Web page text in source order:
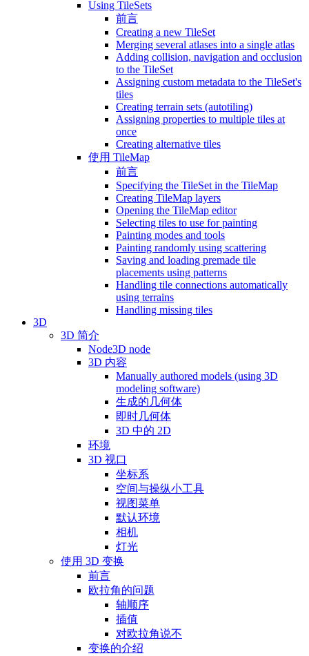
Using TileSets
前言
Creating a new TileSet
Merging several atlases into a single atlas
Adding collision, navigation and occlusion
to the TileSet
Assigning custom metadata to the TileSet's
tiles
Creating terrain sets (autotiling)
Assigning properties to multiple tiles at
once
Creating alternative tiles
使用 TileMap
前言
Specifying the TileSet in the TileMap
Creating TileMap layers
Opening the TileMap editor
Selecting tiles to use for painting
Painting modes and tools
Painting randomly using scattering
Saving and loading premade tile
placements using patterns
Handling tile connections automatically
using terrains
Handling missing tiles
3D
3D 简介
Node3D node
3D 内容
Manually authored models (using 3D
modeling software)
生成的几何体
即时几何体
3D 中的 2D
环境
3D 视口
坐标系
空间与操纵小工具
视图菜单
默认环境
相机
灯光
使用 3D 变换
前言
欧拉角的问题
轴顺序
插值
对欧拉角说不
变换的介绍